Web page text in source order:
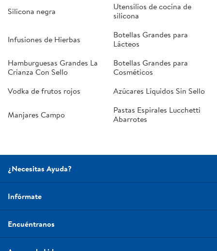
Silicona negra
Utensilios de cocina de
silicona
Infusiones de Hierbas
Botellas Grandes para
Lácteos
Hamburguesas Grandes La
Crianza Con Sello
Botellas Grandes para
Cosméticos
Vodka de frutos rojos
Azúcares Líquidos Sin Sello
Manjares Campo
Pastas Espirales Lucchetti
Abarrotes
¿Necesitas Ayuda?
Infórmate
Encuéntranos